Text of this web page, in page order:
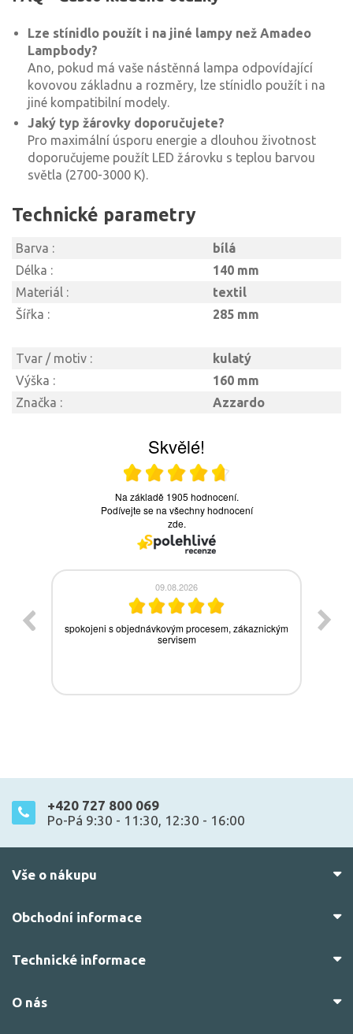
Lze stínidlo použít i na jiné lampy než Amadeo
Lampbody?
Ano, pokud má vaše nástěnná lampa odpovídající
kovovou základnu a rozměry, lze stínidlo použít i na
jiné kompatibilní modely.
Jaký typ žárovky doporučujete?
Pro maximální úsporu energie a dlouhou životnost
doporučujeme použít LED žárovku s teplou barvou
světla (2700-3000 K).
Technické parametry
Barva :
bílá
Délka :
140 mm
Materiál :
textil
Šířka :
285 mm
Tvar / motiv :
kulatý
Výška :
160 mm
Značka :
Azzardo
+420 727 800 069
Po-Pá 9:30 - 11:30, 12:30 - 16:00
Vše o nákupu
Obchodní informace
Technické informace
O nás